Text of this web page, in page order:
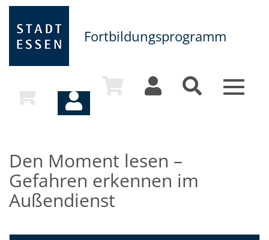
Fortbildungsprogramm
Toggle
Den Moment lesen –
Gefahren erkennen im
Außendienst